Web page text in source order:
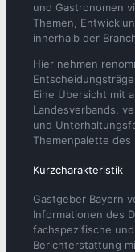
und Gastronomen
Themen,
innerhalb der
Hier nehmen
Eine Übersicht mit
Landesverbands,
und
Themenpalette des
Kurzcharakteristik
Gastgeber Bayern
Informationen des
fachspezifische
Berichterstattung